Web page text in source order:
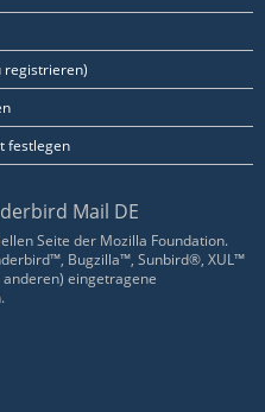
registrieren)
festlegen
Mail DE
Seite der Mozilla Foundation.
Bugzilla™, Sunbird®, XUL™
eingetragene